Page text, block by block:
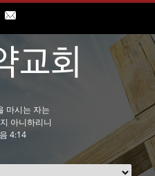
마시는 자는
아니하리니
4:14